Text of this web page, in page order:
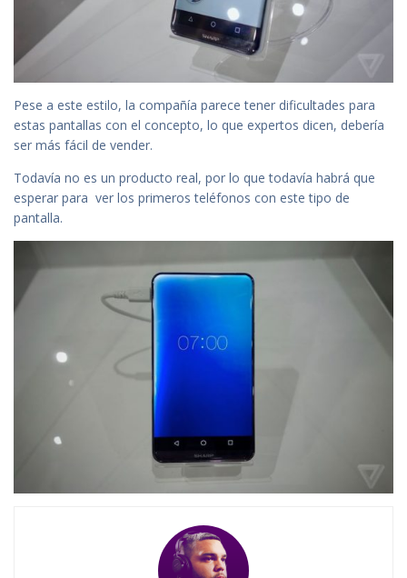
Pese a este estilo, la compañía parece tener dificultades para
estas pantallas con el concepto, lo que expertos dicen, debería
ser más fácil de vender.
Todavía no es un producto real, por lo que todavía habrá que
esperar para ver los primeros teléfonos con este tipo de
pantalla.